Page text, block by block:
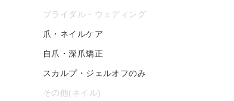
ブライダル・ウェディング
爪・ネイルケア
自爪・深爪矯正
スカルプ・ジェルオフのみ
その他(ネイル)